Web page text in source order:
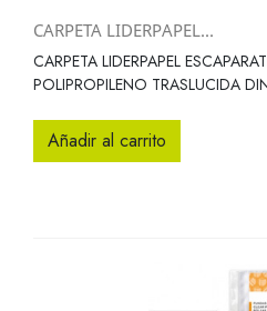
CARPETA LIDERPAPEL...
CARPETA LIDERPAPEL
POLIPROPILENO TRASLUCIDA
Añadir al carrito